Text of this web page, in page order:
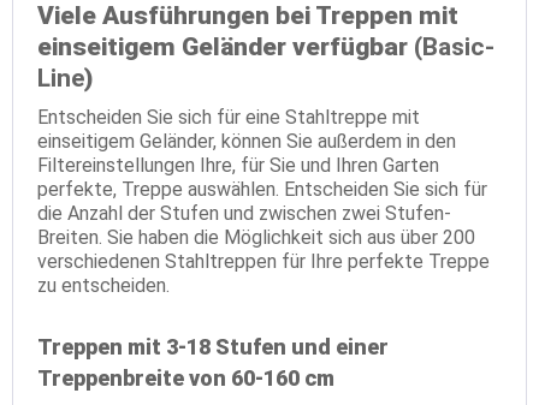
Viele Ausführungen bei Treppen mit
einseitigem Geländer verfügbar (Basic-
Line)
Entscheiden Sie sich für eine Stahltreppe mit
einseitigem Geländer, können Sie außerdem in den
Filtereinstellungen Ihre, für Sie und Ihren Garten
perfekte, Treppe auswählen. Entscheiden Sie sich für
die Anzahl der Stufen und zwischen zwei Stufen-
Breiten. Sie haben die Möglichkeit sich aus über 200
verschiedenen Stahltreppen für Ihre perfekte Treppe
zu entscheiden.
Treppen mit 3-18 Stufen und einer
Treppenbreite von 60-160 cm